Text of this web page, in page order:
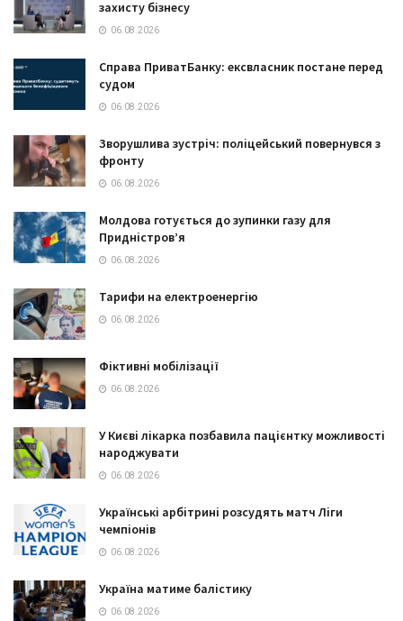
захисту бізнесу
06.08.2026
Справа ПриватБанку: ексвласник постане перед
судом
06.08.2026
Зворушлива зустріч: поліцейський повернувся з
фронту
06.08.2026
Молдова готується до зупинки газу для
Придністров’я
06.08.2026
Тарифи на електроенергію
06.08.2026
Фіктивні мобілізації
06.08.2026
У Києві лікарка позбавила пацієнтку можливості
народжувати
06.08.2026
Українські арбітрині розсудять матч Ліги
чемпіонів
06.08.2026
Україна матиме балістику
06.08.2026